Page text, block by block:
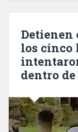
de
la
de
Detienen
los cinco
dentro